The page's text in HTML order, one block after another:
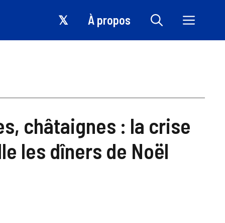
𝕏 À propos
châtaignes : la crise
les dîners de Noël